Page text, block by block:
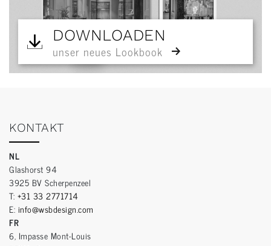
DOWNLOADEN
unser neues Lookbook
KONTAKT
NL
Glashorst 94
3925 BV Scherpenzeel
T: +31 33 2771714
E: info@wsbdesign.com
FR
6, Impasse Mont-Louis